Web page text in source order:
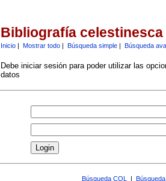
Bibliografía celestinesca
Inicio| Mostrar todo| Búsqueda simple| Búsqueda
Debe iniciar sesión para poder utilizar las
datos
Búsqueda CQL |